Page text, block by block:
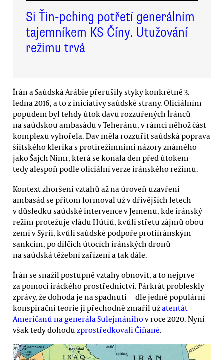
Si Ťin-pching potřetí generálním
tajemníkem KS Číny. Utužování
režimu trvá
Írán a Saúdská Arábie přerušily styky konkrétně 3.
ledna 2016, a to z iniciativy saúdské strany. Oficiálním
popudem byl tehdy útok davu rozzuřených Íránců
na saúdskou ambasádu v Teheránu, v rámci něhož část
komplexu vyhořela. Dav měla rozzuřit saúdská poprava
šíitského klerika s protirežimními názory známého
jako Šajch Nimr, která se konala den před útokem —
tedy alespoň podle oficiální verze íránského režimu.
Kontext zhoršení vztahů až na úroveň uzavření
ambasád se přitom formoval už v dřívějších letech —
v důsledku saúdské intervence v Jemenu, kde íránský
režim protežuje vládu Hútíů, kvůli střetu zájmů obou
zemí v Sýrii, kvůli saúdské podpoře protiíránským
sankcím, po dílčích útocích íránských dronů
na saúdská těžební zařízení a tak dále.
Írán se snažil postupně vztahy obnovit, a to nejprve
za pomoci iráckého prostřednictví. Párkrát probleskly
zprávy, že dohoda je na spadnutí — dle jedné populární
konspirační teorie ji přechodně zmařil užatentát
Američanů na generála Sulejmáníhov roce 2020. Nyní
však tedy dohodu zprostředkovali Číňané.